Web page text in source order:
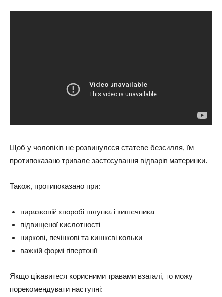
Щоб у чоловіків не розвинулося статеве безсилля, їм
протипоказано тривале застосування відварів материнки.
Також, протипоказано при:
виразковій хворобі шлунка і кишечника
підвищеної кислотності
ниркові, печінкові та кишкові кольки
важкій формі гіпертонії
Якщо цікавитеся корисними травами взагалі, то можу
порекомендувати наступні: